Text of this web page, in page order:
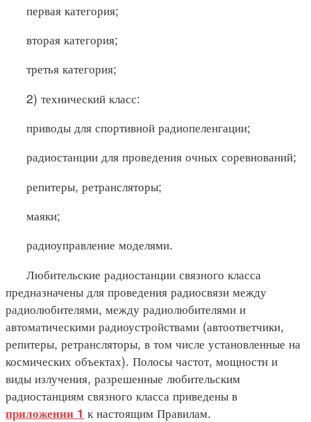
первая категория;
вторая категория;
третья категория;
2) технический класс:
приводы для спортивной радиопеленгации;
радиостанции для проведения очных соревнований;
репитеры, ретрансляторы;
маяки;
радиоуправление моделями.
Любительские радиостанции связного класса
предназначены для проведения радиосвязи между
радиолюбителями, между радиолюбителями и
автоматическими радиоустройствами (автоответчики,
репитеры, ретрансляторы, в том числе установленные на
космических объектах). Полосы частот, мощности и
виды излучения, разрешенные любительским
радиостанциям связного класса приведены в
приложении 1 к настоящим Правилам.